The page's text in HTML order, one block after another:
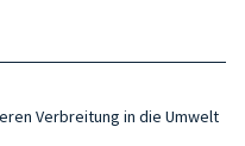
Verbreitung in die Umwelt